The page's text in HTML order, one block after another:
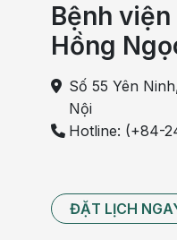
Bệnh
Hồng
Số 55 Yên
Nội
Hotline: (+84-
ĐẶT LỊCH